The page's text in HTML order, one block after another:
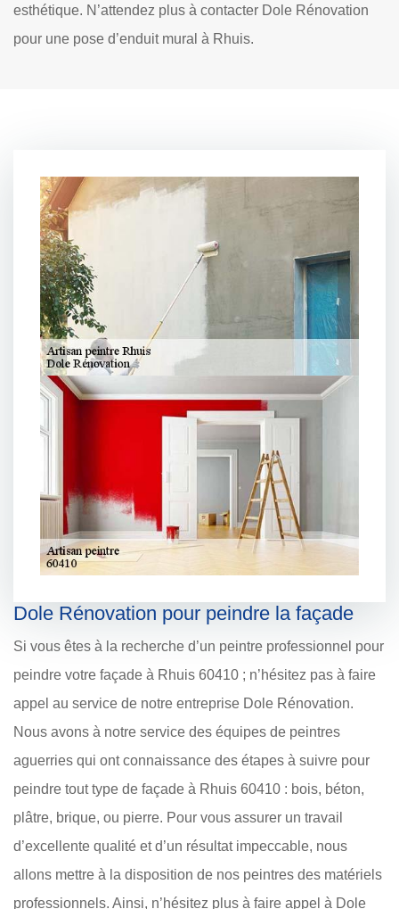
esthétique. N’attendez plus à contacter Dole Rénovation
pour une pose d’enduit mural à Rhuis.
Dole Rénovation pour peindre la façade
Si vous êtes à la recherche d’un peintre professionnel pour
peindre votre façade à Rhuis 60410 ; n’hésitez pas à faire
appel au service de notre entreprise Dole Rénovation.
Nous avons à notre service des équipes de peintres
aguerries qui ont connaissance des étapes à suivre pour
peindre tout type de façade à Rhuis 60410 : bois, béton,
plâtre, brique, ou pierre. Pour vous assurer un travail
d’excellente qualité et d’un résultat impeccable, nous
allons mettre à la disposition de nos peintres des matériels
professionnels. Ainsi, n’hésitez plus à faire appel à Dole